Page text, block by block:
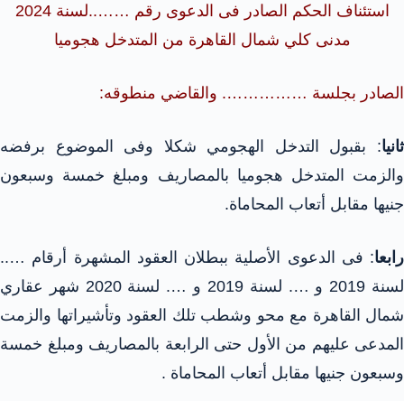
استئناف الحكم الصادر فى الدعوى رقم ……..لسنة 2024
مدنى كلي شمال القاهرة من المتدخل هجوميا
الصادر بجلسة ……………. والقاضي منطوقه:
ثانيا: بقبول التدخل الهجومي شكلا وفى الموضوع برفضه
والزمت المتدخل هجوميا بالمصاريف ومبلغ خمسة وسبعون
جنيها مقابل أتعاب المحاماة.
رابعا: فى الدعوى الأصلية ببطلان العقود المشهرة أرقام …..
لسنة 2019 و …. لسنة 2019 و …. لسنة 2020 شهر عقاري
شمال القاهرة مع محو وشطب تلك العقود وتأشيراتها والزمت
المدعى عليهم من الأول حتى الرابعة بالمصاريف ومبلغ خمسة
وسبعون جنيها مقابل أتعاب المحاماة .